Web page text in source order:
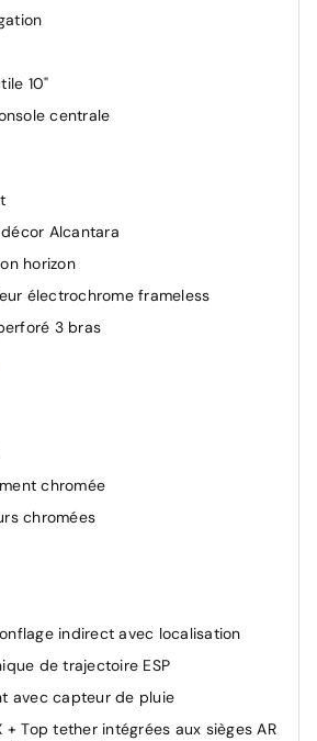
de recul avec restitution sur
arrière du véhicule
AV + AR
des feux de croisement
10"
centrale
Alcantara
horizon
électrochrome frameless
3 bras
chromée
chromées
indirect avec localisation
de trajectoire ESP
avec capteur de pluie
+ Top tether intégrées aux sièges AR